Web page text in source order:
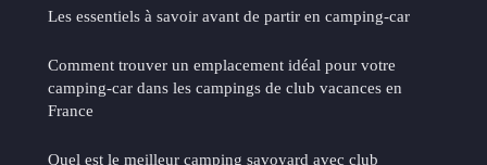
Les essentiels à savoir avant de partir en camping-car
Comment trouver un emplacement idéal pour votre
camping-car dans les campings de club vacances en
France
Quel est le meilleur camping savoyard avec club